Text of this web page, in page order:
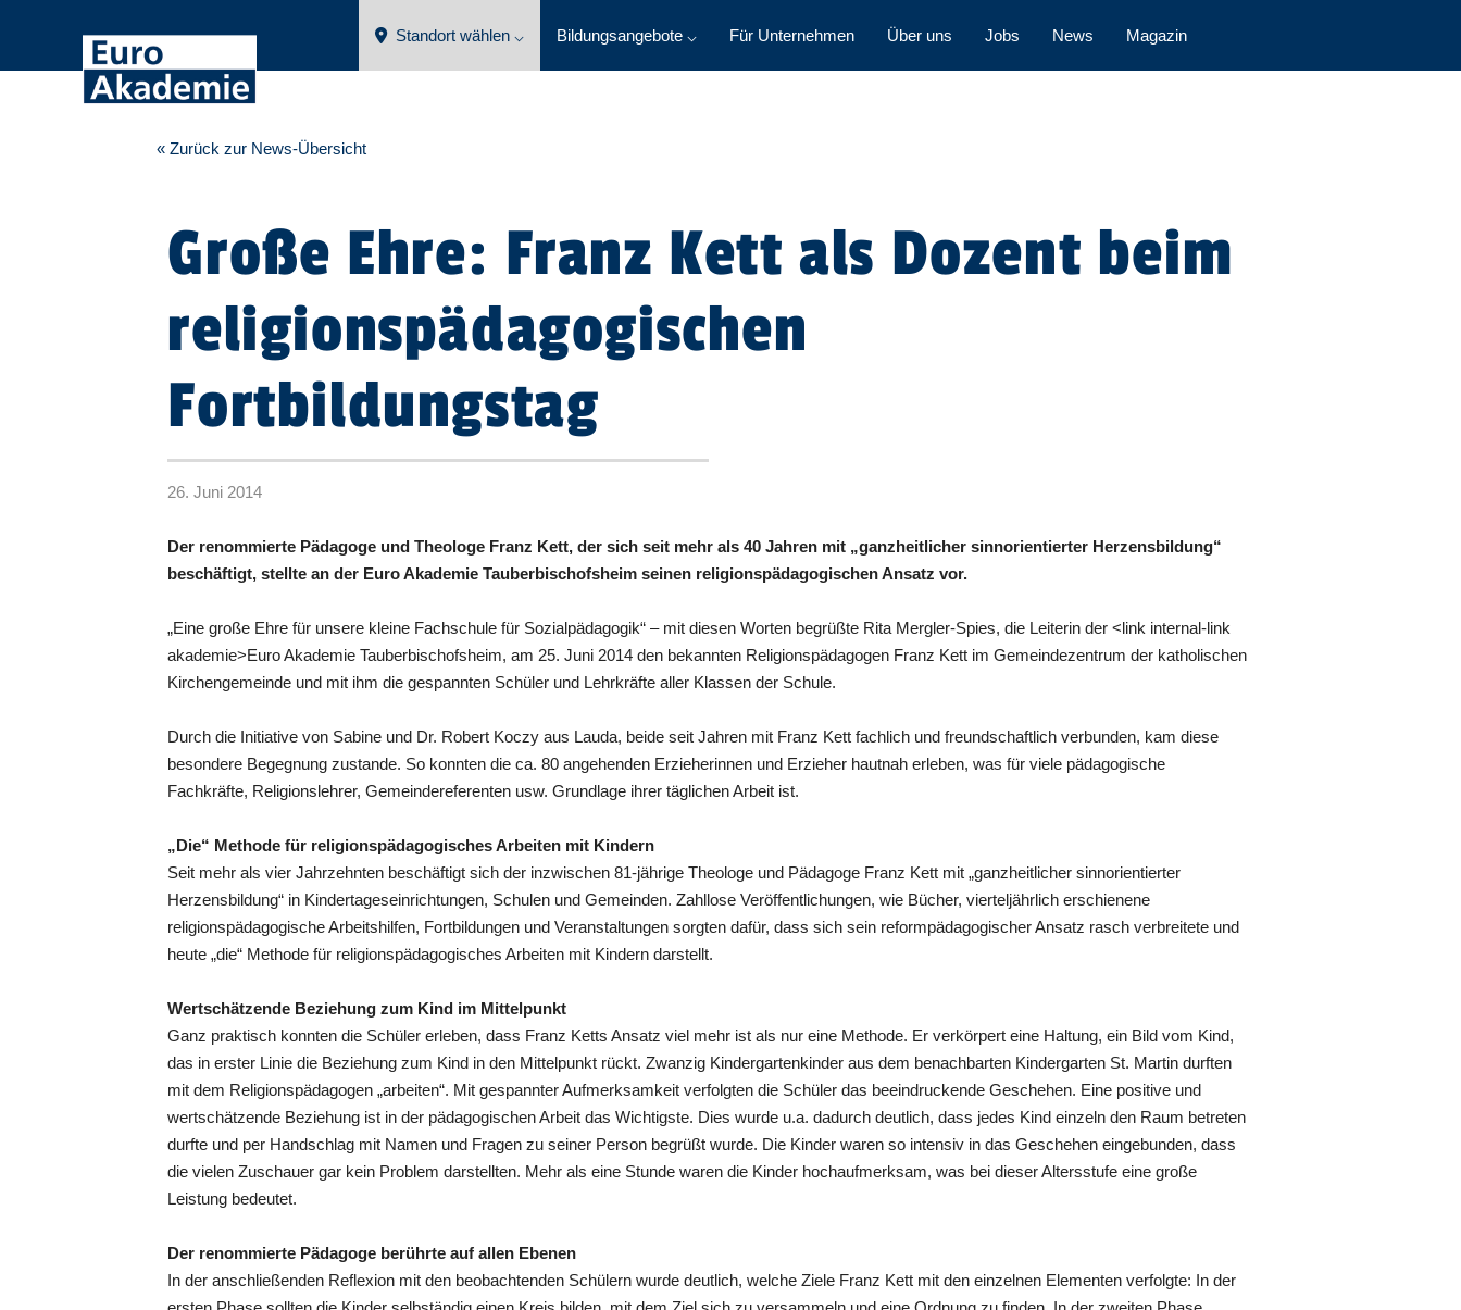
Standort wählen ⌵ Bildungsangebote ⌵ Für Unternehmen Über uns Jobs News Magazin
« Zurück zur News-Übersicht
Große Ehre: Franz Kett als Dozent beim
religionspädagogischen
Fortbildungstag
26. Juni 2014
Der renommierte Pädagoge und Theologe Franz Kett, der sich seit mehr als 40 Jahren mit „ganzheitlicher sinnorientierter Herzensbildung“
beschäftigt, stellte an der Euro Akademie Tauberbischofsheim seinen religionspädagogischen Ansatz vor.
„Eine große Ehre für unsere kleine Fachschule für Sozialpädagogik“ – mit diesen Worten begrüßte Rita Mergler-Spies, die Leiterin der <link internal-link
akademie>Euro Akademie Tauberbischofsheim, am 25. Juni 2014 den bekannten Religionspädagogen Franz Kett im Gemeindezentrum der katholischen
Kirchengemeinde und mit ihm die gespannten Schüler und Lehrkräfte aller Klassen der Schule.
Durch die Initiative von Sabine und Dr. Robert Koczy aus Lauda, beide seit Jahren mit Franz Kett fachlich und freundschaftlich verbunden, kam diese
besondere Begegnung zustande. So konnten die ca. 80 angehenden Erzieherinnen und Erzieher hautnah erleben, was für viele pädagogische
Fachkräfte, Religionslehrer, Gemeindereferenten usw. Grundlage ihrer täglichen Arbeit ist.
„Die“ Methode für religionspädagogisches Arbeiten mit Kindern
Seit mehr als vier Jahrzehnten beschäftigt sich der inzwischen 81-jährige Theologe und Pädagoge Franz Kett mit „ganzheitlicher sinnorientierter
Herzensbildung“ in Kindertageseinrichtungen, Schulen und Gemeinden. Zahllose Veröffentlichungen, wie Bücher, vierteljährlich erschienene
religionspädagogische Arbeitshilfen, Fortbildungen und Veranstaltungen sorgten dafür, dass sich sein reformpädagogischer Ansatz rasch verbreitete und
heute „die“ Methode für religionspädagogisches Arbeiten mit Kindern darstellt.
Wertschätzende Beziehung zum Kind im Mittelpunkt
Ganz praktisch konnten die Schüler erleben, dass Franz Ketts Ansatz viel mehr ist als nur eine Methode. Er verkörpert eine Haltung, ein Bild vom Kind,
das in erster Linie die Beziehung zum Kind in den Mittelpunkt rückt. Zwanzig Kindergartenkinder aus dem benachbarten Kindergarten St. Martin durften
mit dem Religionspädagogen „arbeiten“. Mit gespannter Aufmerksamkeit verfolgten die Schüler das beeindruckende Geschehen. Eine positive und
wertschätzende Beziehung ist in der pädagogischen Arbeit das Wichtigste. Dies wurde u.a. dadurch deutlich, dass jedes Kind einzeln den Raum betreten
durfte und per Handschlag mit Namen und Fragen zu seiner Person begrüßt wurde. Die Kinder waren so intensiv in das Geschehen eingebunden, dass
die vielen Zuschauer gar kein Problem darstellten. Mehr als eine Stunde waren die Kinder hochaufmerksam, was bei dieser Altersstufe eine große
Leistung bedeutet.
Der renommierte Pädagoge berührte auf allen Ebenen
In der anschließenden Reflexion mit den beobachtenden Schülern wurde deutlich, welche Ziele Franz Kett mit den einzelnen Elementen verfolgte: In der